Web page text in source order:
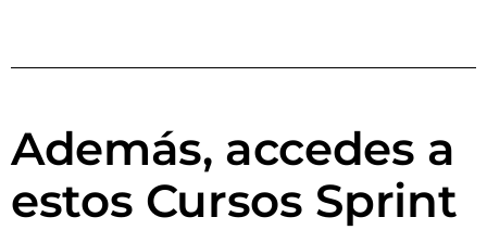
Además, accedes a
estos Cursos Sprint